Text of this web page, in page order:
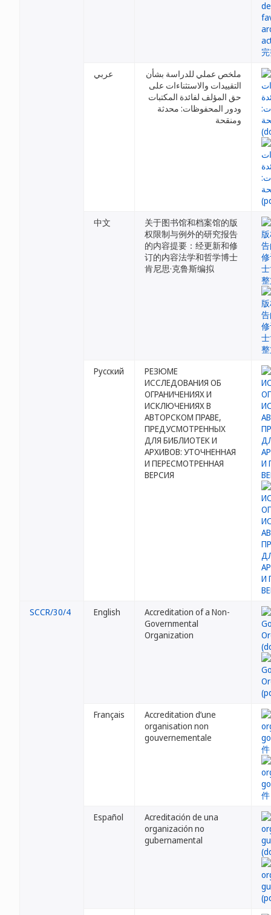
عربي
ملخص عملي للدراسة بشأن
التقييدات والاستثناءات على
حق المؤلف لفائدة المكتبات
ودور المحفوظات: محدثة
ومنقحة
中文
关于图书馆和档案馆的版
权限制与例外的研究报告
的内容提要：经更新和修
订的内容法学和哲学博士
肯尼思·克鲁斯编拟
Русский
РЕЗЮМЕ
ИССЛЕДОВАНИЯ ОБ
ОГРАНИЧЕНИЯХ И
ИСКЛЮЧЕНИЯХ В
АВТОРСКОМ ПРАВЕ,
ПРЕДУСМОТРЕННЫХ
ДЛЯ БИБЛИОТЕК И
АРХИВОВ: УТОЧНЕННАЯ
И ПЕРЕСМОТРЕННАЯ
ВЕРСИЯ
SCCR/30/4 English
Accreditation of a Non-
Governmental
Organization
Français
Accreditation d’une
organisation non
gouvernementale
Español
Acreditación de una
organización no
gubernamental